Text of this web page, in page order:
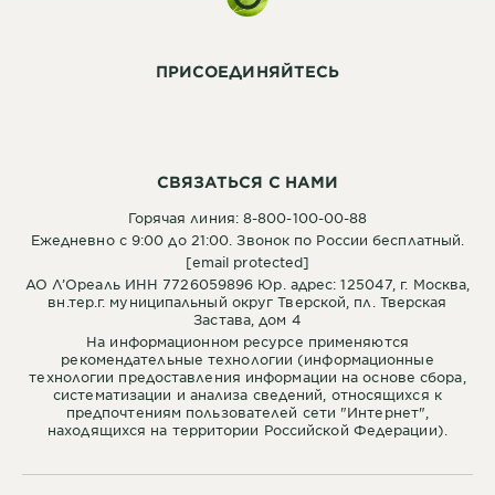
СВЯЗАТЬСЯ С НАМИ
Горячая линия: 8-800-100-00-88
Ежедневно с 9:00 до 21:00. Звонок по России бесплатный.
[email protected]
АО Л’Ореаль ИНН 7726059896 Юр. адрес: 125047, г. Москва,
вн.тер.г. муниципальный округ Тверской, пл. Тверская
Застава, дом 4
На информационном ресурсе применяются
рекомендательные технологии (информационные
технологии предоставления информации на основе сбора,
систематизации и анализа сведений, относящихся к
предпочтениям пользователей сети "Интернет",
находящихся на территории Российской Федерации).
ПРИСОЕДИНЯЙТЕСЬ